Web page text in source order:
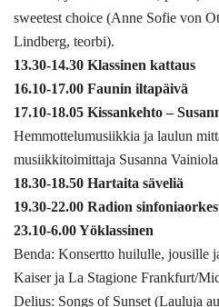
sweetest choice (Anne Sofie von
Lindberg, teorbi).
13.30-14.30 Klassinen kattaus
16.10-17.00 Faunin iltapäivä
17.10-18.05 Kissankehto –
Hemmottelumusiikkia ja laulun
musiikkitoimittaja Susanna
18.30-18.50 Hartaita säveliä
19.30-22.00 Radion
23.10-6.00 Yöklassinen
Benda: Konsertto huilulle, jousille
Kaiser ja La Stagione Frankfurt/
Delius: Songs of Sunset (Lauluja